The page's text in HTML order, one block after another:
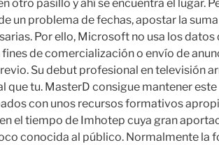
otro pasillo y ahí se encuentra el lugar.
un problema de fechas, apostar la
Por ello, Microsoft no usa los datos
de comercialización o envío de
Su debut profesional en televisión
que tu. MasterD consigue mantener este
con unos recursos formativos
el tiempo de Imhotep cuya gran
conocida al público. Normalmente la